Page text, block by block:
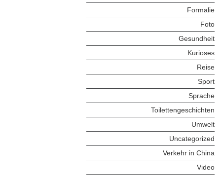
Formalie
Foto
Gesundheit
Kurioses
Reise
Sport
Sprache
Toilettengeschichten
Umwelt
Uncategorized
Verkehr in China
Video